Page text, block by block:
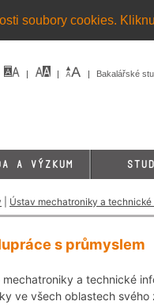
soubory cookies.
Bakalářské
A VÝZKUM
Ústav mechatroniky a
s průmyslem
mechatroniky a technické
ve všech oblastech